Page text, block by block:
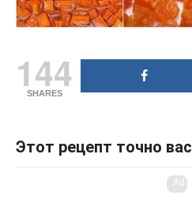
144
SHARES
Этот рецепт точно
Ad